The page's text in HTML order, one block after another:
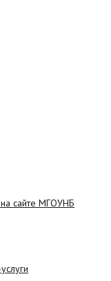
сайте МГОУНБ